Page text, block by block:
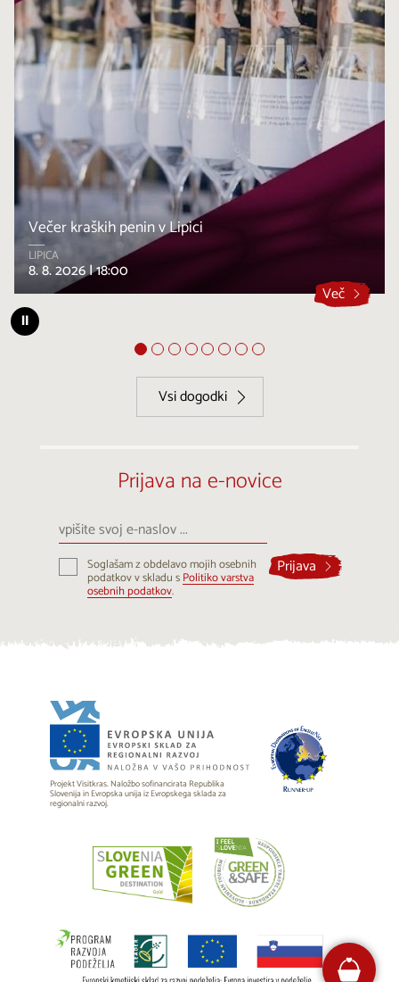
Večer kraških penin v Lipici
LIPICA
8. 8. 2026 |18:00
Več
⏸
Vsi dogodki
Prijava na e-novice
vpišite
svoj
e-
naslovSoglašam z obdelavo mojih osebnih
podatkov v skladu sPolitiko varstva
osebnih podatkov.
Prijava
Projekt Visitkras. Naložbo sofinancirata Republika
Slovenija in Evropska unija iz Evropskega sklada za
regionalni razvoj.